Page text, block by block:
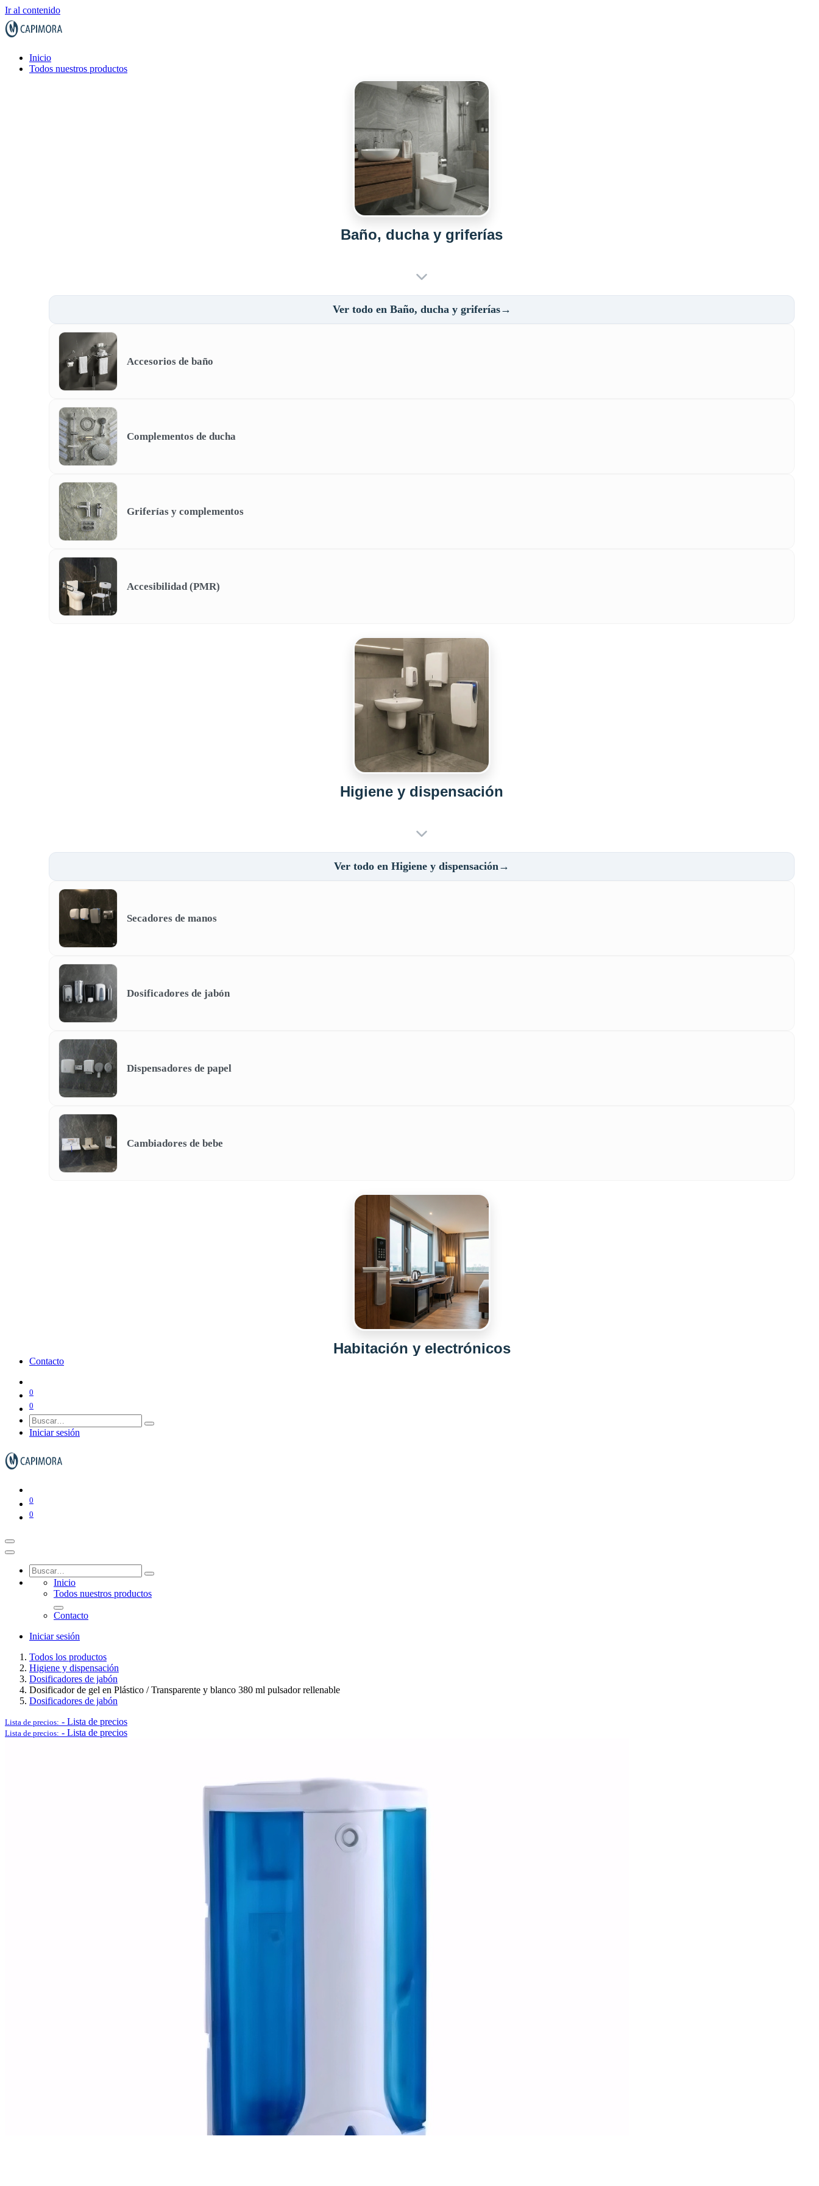
Ir al contenido
Inicio
Todos nuestros productos
Baño, ducha y griferías
Ver todo en Baño, ducha y griferías→
Accesorios de baño
Complementos de ducha
Griferías y complementos
Accesibilidad (PMR)
Higiene y dispensación
Ver todo en Higiene y dispensación→
Secadores de manos
Dosificadores de jabón
Dispensadores de papel
Cambiadores de bebe
Habitación y electrónicos
Ver todo en Gestión de residuos→
Contacto
0
0
Iniciar sesión
0
0
Inicio
Todos nuestros productos
Contacto
Iniciar sesión
Todos los productos
Higiene y dispensación
Dosificadores de jabón
Dosificador de gel en Plástico / Transparente y blanco 380 ml pulsador rellenable
Dosificadores de jabón
Lista de precios: - Lista de precios
Lista de precios: - Lista de precios